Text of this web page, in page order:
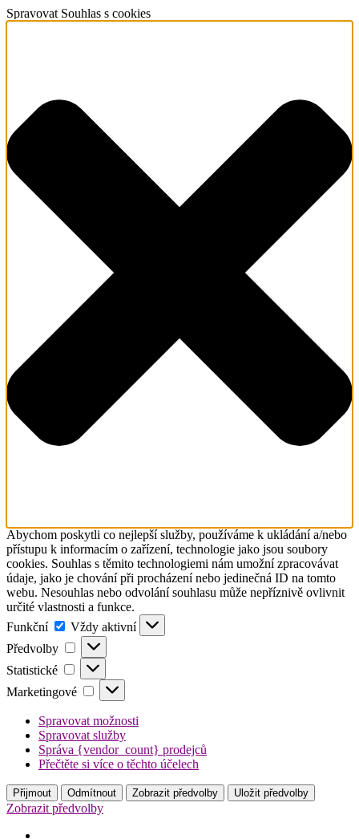
Spravovat Souhlas s cookies
Abychom poskytli co nejlepší služby, používáme k ukládání a/nebo
přístupu k informacím o zařízení, technologie jako jsou soubory
cookies. Souhlas s těmito technologiemi nám umožní zpracovávat
údaje, jako je chování při procházení nebo jedinečná ID na tomto
webu. Nesouhlas nebo odvolání souhlasu může nepříznivě ovlivnit
určité vlastnosti a funkce.
Funkční
Funkční
Vždy aktivní
Předvolby
Předvolby
Statistické Statistické
Marketingové Marketingové
Spravovat možnosti
Spravovat služby
Správa {vendor_count} prodejců
Přečtěte si více o těchto účelech
Přijmout Odmítnout Zobrazit předvolby Uložit předvolby
Zobrazit předvolby